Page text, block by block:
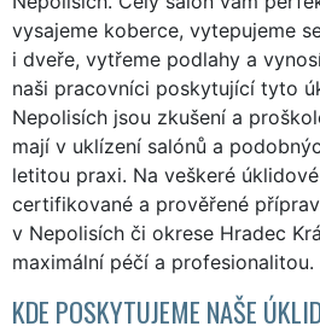
vysajeme koberce, vytepujeme
i dveře, vytřeme podlahy a
naši pracovníci poskytující tyto
Nepolisích jsou zkušení a
mají v uklízení salónů a
letitou praxi. Na veškeré
certifikované a prověřené
v Nepolisích či okrese Hradec
maximální péčí a profesionalitou.
KDE POSKYTUJEME NAŠE